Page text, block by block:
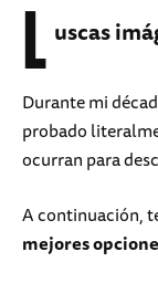
L uscas
Durante mi
probado
ocurran para
A continuación,
mejores